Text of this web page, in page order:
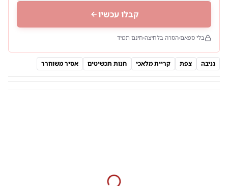
קבלו עכשיו
בלי ספאם הסרה בלחיצה חינם תמיד
גניבה צפת קריית מלאכי חנות תכשיטים אסיר משוחרר